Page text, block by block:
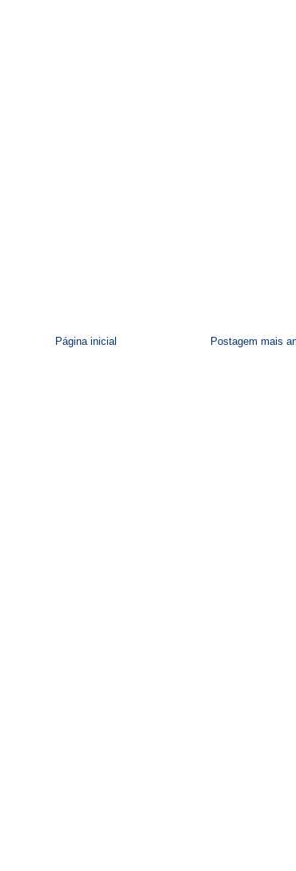
Postagem mais
Página inicial